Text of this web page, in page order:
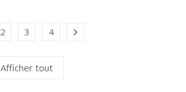
2 3 4 
Afficher tout